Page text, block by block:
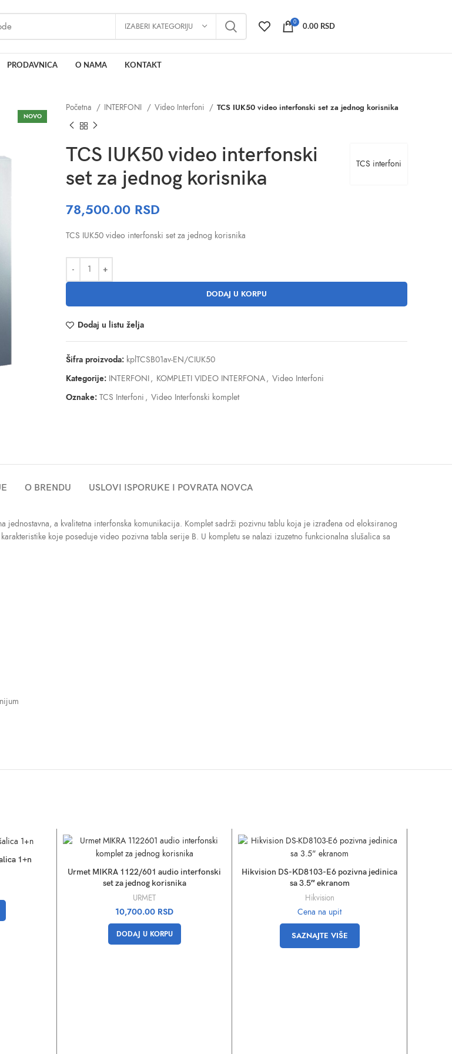
IZABERI KATEGORIJU 0
0.00 RSD
PRODAVNICA O NAMA KONTAKT
NOVO
Početna INTERFONI Video Interfoni TCS IUK50 video interfonski set za jednog korisnika
TCS interfoni
TCS IUK50 video interfonski
set za jednog korisnika
78,500.00 RSD
TCS IUK50 video interfonski set za jednog korisnika
DODAJ U KORPU
Dodaj u listu želja
Šifra proizvoda: kplTCSB01av-EN/CIUK50
Kategorije: INTERFONI, KOMPLETI VIDEO INTERFONA, Video Interfoni
Oznake: TCS Interfoni , Video Interfonski komplet
O BRENDU USLOVI ISPORUKE I POVRATA NOVCA
a kvalitetna interfonska komunikacija. Komplet sadrži pozivnu tablu koja je izrađena od eloksiranog
koje poseduje video pozivna tabla serije B. U kompletu se nalazi izuzetno funkcionalna slušalica sa
1+n
Urmet MIKRA 1122/601 audio interfonski
set za jednog korisnika
URMET
10,700.00 RSD
DODAJ U KORPU
Hikvision DS-KD8103-E6 pozivna jedinica
sa 3.5″ ekranom
Hikvision
Cena na upit
SAZNAJTE VIŠE